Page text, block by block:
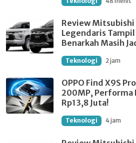
Review Mitsubishi
Legendaris
Benarkah Masih
Teknologi 2 jam
OPPO Find X9S
200MP, Performa
Rp13,8 Juta!
Teknologi 4 jam